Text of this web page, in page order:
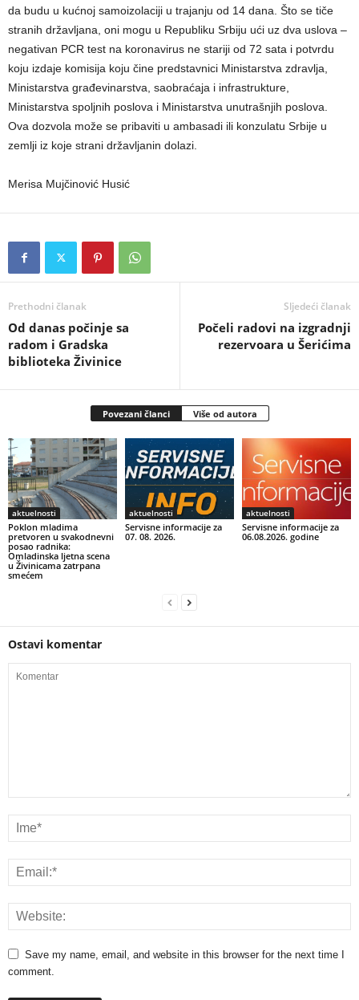
da budu u kućnoj samoizolaciji u trajanju od 14 dana. Što se tiče
stranih državljana, oni mogu u Republiku Srbiju ući uz dva uslova –
negativan PCR test na koronavirus ne stariji od 72 sata i potvrdu
koju izdaje komisija koju čine predstavnici Ministarstva zdravlja,
Ministarstva građevinarstva, saobraćaja i infrastrukture,
Ministarstva spoljnih poslova i Ministarstva unutrašnjih poslova.
Ova dozvola može se pribaviti u ambasadi ili konzulatu Srbije u
zemlji iz koje strani državljanin dolazi.
Merisa Mujčinović Husić
Prethodni članak
Od danas počinje sa
radom i Gradska
biblioteka Živinice
Sljedeći članak
Počeli radovi na izgradnji
rezervoara u Šerićima
Povezani članci Više od autora
aktuelnosti
Poklon mladima
pretvoren u svakodnevni
posao radnika:
Omladinska ljetna scena
u Živinicama zatrpana
smećem
aktuelnosti
Servisne informacije za
07. 08. 2026.
aktuelnosti
Servisne informacije za
06.08.2026. godine
Ostavi komentar
Save my name, email, and website in this browser for the next time I
comment.